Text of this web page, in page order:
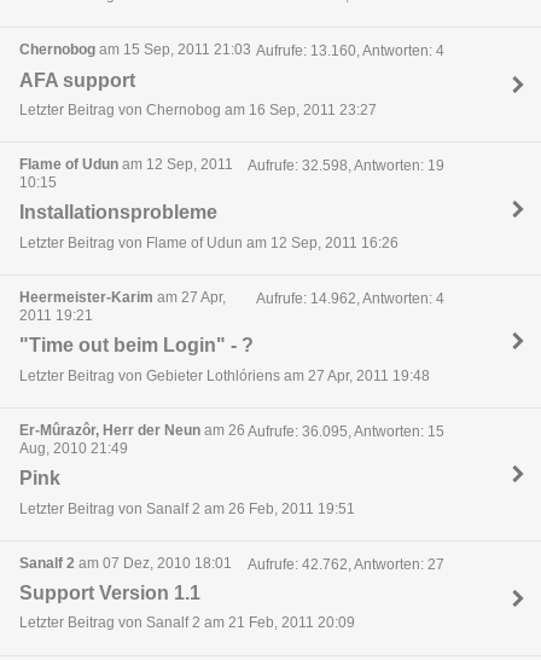
Chernobog am 15 Sep, 2011 21:03 Aufrufe: 13.160, Antworten: 4
AFA support
Letzter Beitrag von Chernobog am 16 Sep, 2011 23:27
Flame of Udun am 12 Sep, 2011
10:15
Aufrufe: 32.598, Antworten: 19
Installationsprobleme
Letzter Beitrag von Flame of Udun am 12 Sep, 2011 16:26
Heermeister-Karim am 27 Apr,
2011 19:21
Aufrufe: 14.962, Antworten: 4
"Time out beim Login" - ?
Letzter Beitrag von Gebieter Lothlóriens am 27 Apr, 2011 19:48
Er-Mûrazôr, Herr der Neun am 26
Aug, 2010 21:49
Aufrufe: 36.095, Antworten: 15
Pink
Letzter Beitrag von Sanalf 2 am 26 Feb, 2011 19:51
Sanalf 2 am 07 Dez, 2010 18:01 Aufrufe: 42.762, Antworten: 27
Support Version 1.1
Letzter Beitrag von Sanalf 2 am 21 Feb, 2011 20:09